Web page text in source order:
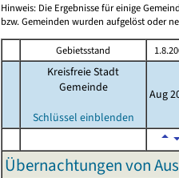
Hinweis: Die Ergebnisse für einige
bzw. Gemeinden wurden aufgelöst oder
Gebietsstand
Kreisfreie Stadt
Gemeinde
Schlüssel einblenden
Aug
Übernachtungen von